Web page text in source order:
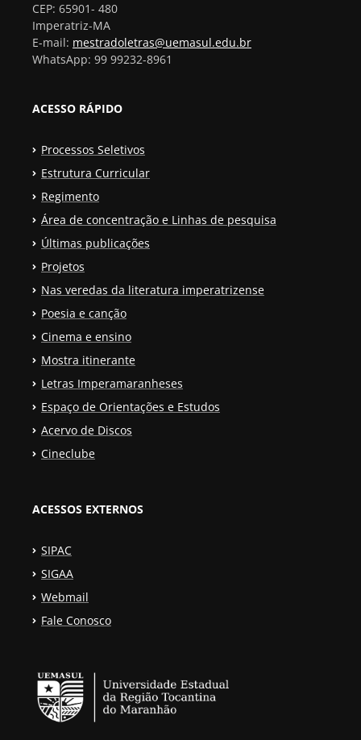
CEP: 65901- 480
Imperatriz-MA
E-mail: mestradoletras@uemasul.edu.br
WhatsApp: 99 99232-8961
ACESSO RÁPIDO
Processos Seletivos
Estrutura Curricular
Regimento
Área de concentração e Linhas de pesquisa
Últimas publicações
Projetos
Nas veredas da literatura imperatrizense
Poesia e canção
Cinema e ensino
Mostra itinerante
Letras Imperamaranheses
Espaço de Orientações e Estudos
Acervo de Discos
Cineclube
ACESSOS EXTERNOS
SIPAC
SIGAA
Webmail
Fale Conosco